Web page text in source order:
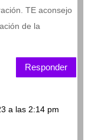
TE aconsejo
de la
Responder
a las 2:14 pm